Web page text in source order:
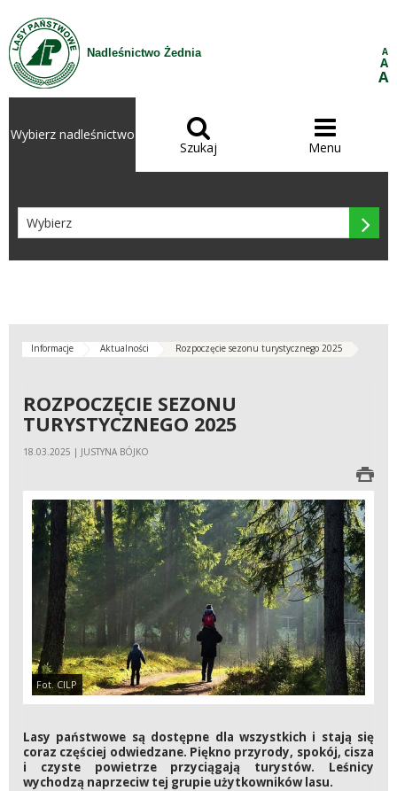
Przejdź do treści
Nadleśnictwo Żednia A
A
A
Wybierz nadleśnictwo 
Szukaj

Menu

Informacje Aktualności Rozpoczęcie sezonu turystycznego 2025
ROZPOCZĘCIE SEZONU
TURYSTYCZNEGO 2025
18.03.2025 | JUSTYNA BÓJKO
Fot. CILP
Lasy państwowe są dostępne dla wszystkich i stają się
coraz częściej odwiedzane. Piękno przyrody, spokój, cisza
i czyste powietrze przyciągają turystów. Leśnicy
wychodzą naprzeciw tej grupie użytkowników lasu.